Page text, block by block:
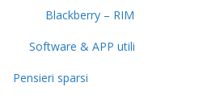
Blackberry – RIM
Software & APP utili
Pensieri sparsi